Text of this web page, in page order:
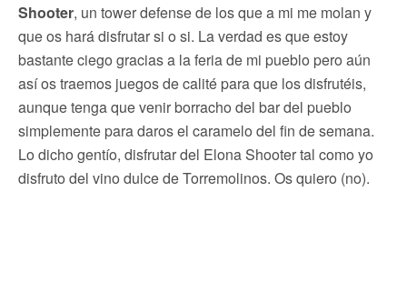
Shooter, un tower defense de los que a mi me molan y
que os hará disfrutar si o si. La verdad es que estoy
bastante ciego gracias a la feria de mi pueblo pero aún
así os traemos juegos de calité para que los disfrutéis,
aunque tenga que venir borracho del bar del pueblo
simplemente para daros el caramelo del fin de semana.
Lo dicho gentío, disfrutar del Elona Shooter tal como yo
disfruto del vino dulce de Torremolinos. Os quiero (no).